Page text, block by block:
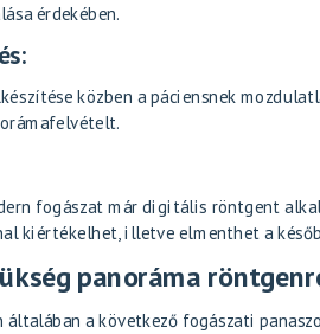
érdekében.
közben a páciensnek
fogászat már digitális röntgent
kiértékelhet, illetve elmenthet a
panoráma
általában a következő fogászati